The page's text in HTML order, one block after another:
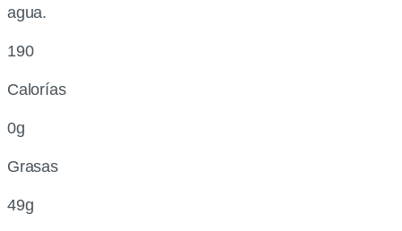
agua.
190
Calorías
0g
Grasas
49g